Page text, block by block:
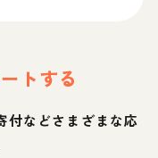
トする
付などさまざまな応